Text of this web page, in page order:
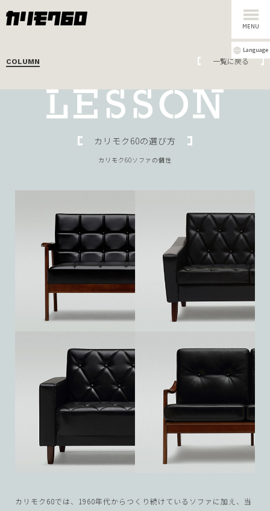
MENU
Language
COLUMN 一覧に戻る
カリモク60の選び方
カリモク60ソファの個性
カリモク60では、1960年代からつくり続けているソファに加え、当